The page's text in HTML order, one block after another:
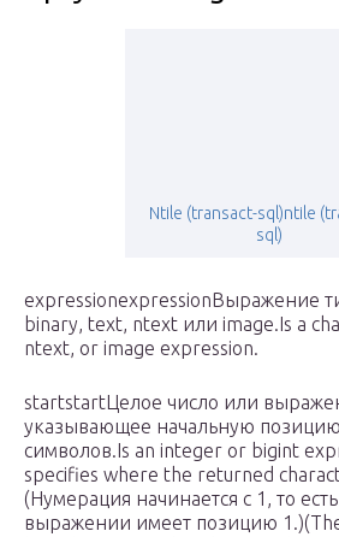
Ntile (transact-sql)ntile
sql)
expressionexpressionВыражение
binary, text, ntext или image.Is a
ntext, or image expression.
startstartЦелое число или
указывающее начальную
символов.Is an integer or bigint
specifies where the returned
(Нумерация начинается с 1, то
выражении имеет позицию